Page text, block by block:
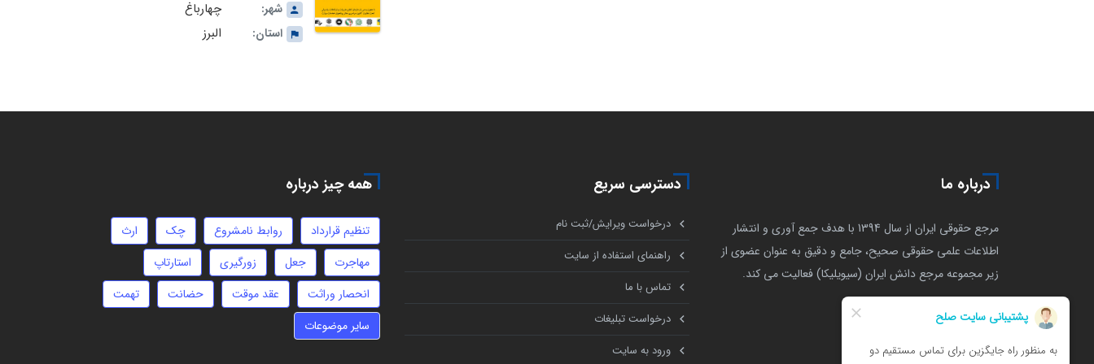
شهر: چهارباغ
استان: البرز
درباره ما
مرجع حقوقی ایران از سال 1394 با هدف جمع آوری و انتشار
اطلاعات علمی حقوقی صحیح، جامع و دقیق به عنوان عضوی از
زیر مجموعه مرجع دانش ایران (سیویلیکا) فعالیت می کند.
دسترسی سریع
درخواست ویرایش/ثبت نام
راهنمای استفاده از سایت
تماس با ما
درخواست تبلیغات
ورود به سایت
همه چیز درباره
تنظیم قرارداد روابط نامشروع چک
ارث
مهاجرت
جعل زورگیری
استارتاپ
انحصار وراثت
عقد موقت حضانت
تهمت
سایر موضوعات